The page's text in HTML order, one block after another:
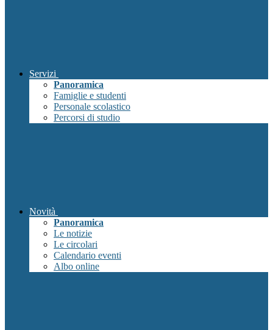
Servizi
Panoramica
Famiglie e studenti
Personale scolastico
Percorsi di studio
Novità
Panoramica
Le notizie
Le circolari
Calendario eventi
Albo online